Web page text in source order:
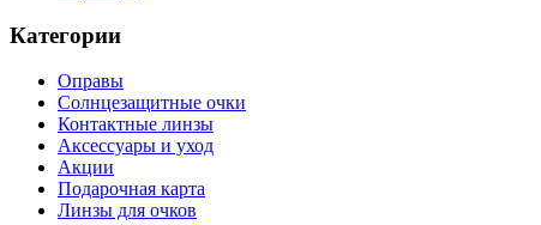
Категории
Оправы
Солнцезащитные очки
Контактные линзы
Аксессуары и уход
Акции
Подарочная карта
Линзы для очков